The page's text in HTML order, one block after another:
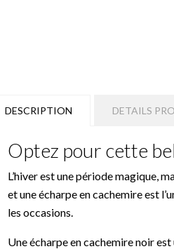
DESCRIPTION DETAILS
Optez pour cette
L’hiver est une période magique,
et une écharpe en cachemire est
les occasions.
Une écharpe en cachemire noir